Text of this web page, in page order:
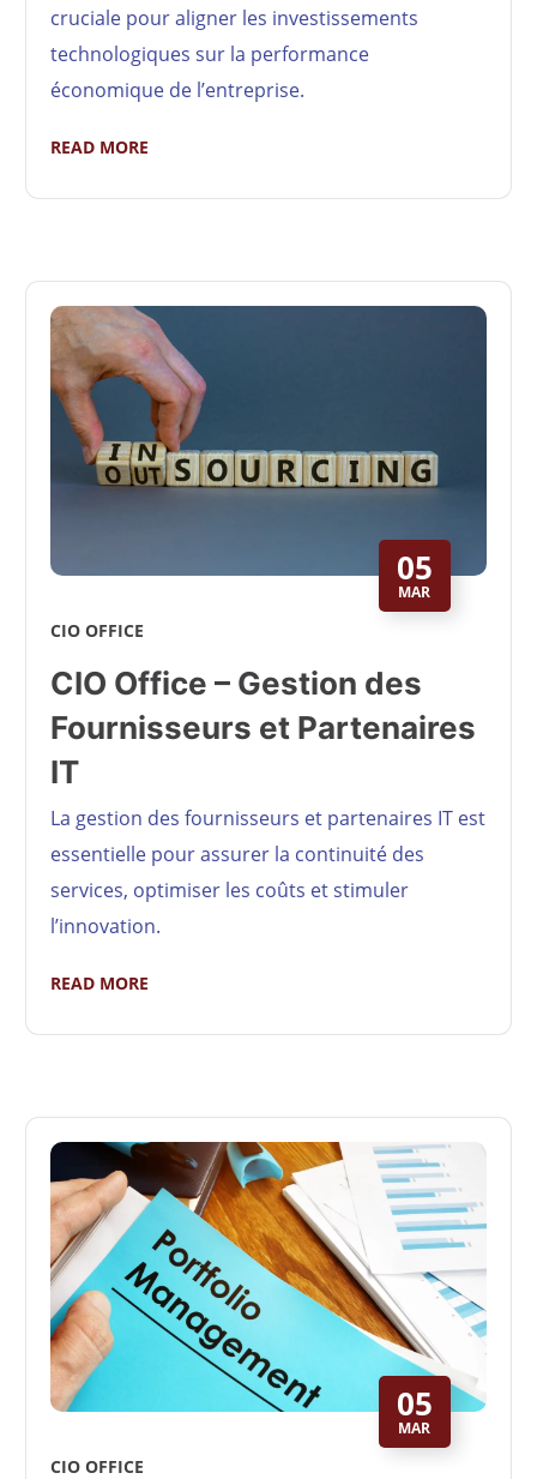
cruciale pour aligner les investissements
technologiques sur la performance
économique de l’entreprise.
READ MORE
05
MAR
CIO OFFICE
CIO Office – Gestion des
Fournisseurs et Partenaires
IT
La gestion des fournisseurs et partenaires IT est
essentielle pour assurer la continuité des
services, optimiser les coûts et stimuler
l’innovation.
READ MORE
05
MAR
CIO OFFICE